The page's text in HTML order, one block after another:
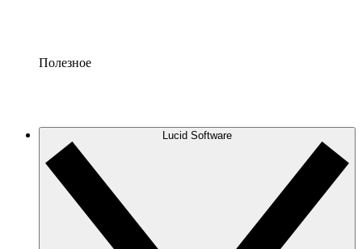
Полезное
Lucid Software